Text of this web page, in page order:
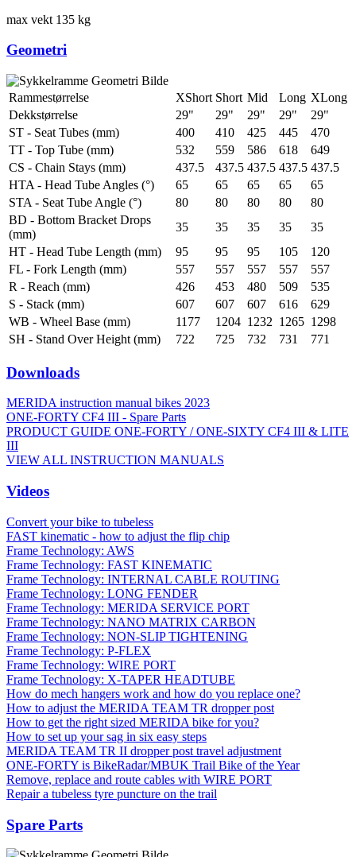
max vekt 135 kg
Geometri
Rammestørrelse XShort Short Mid Long XLong
Dekkstørrelse
29" 29" 29" 29"
29"
ST - Seat Tubes (mm)
400 410 425 445
470
TT - Top Tube (mm)
532 559 586 618
649
CS - Chain Stays (mm)
437.5 437.5 437.5 437.5 437.5
HTA - Head Tube Angles (°)
65 65 65 65
65
STA - Seat Tube Angle (°)
80 80 80 80
80
BD - Bottom Bracket Drops
(mm)
35 35 35 35
35
HT - Head Tube Length (mm)
95 95 95 105
120
FL - Fork Length (mm)
557 557 557 557
557
R - Reach (mm)
426 453 480 509
535
S - Stack (mm)
607 607 607 616
629
WB - Wheel Base (mm)
1177 1204 1232 1265 1298
SH - Stand Over Height (mm)
722 725 732 731 771
Downloads
MERIDA instruction manual bikes 2023
ONE-FORTY CF4 III - Spare Parts
PRODUCT GUIDE ONE-FORTY / ONE-SIXTY CF4 III & LITE
III
VIEW ALL INSTRUCTION MANUALS
Videos
Convert your bike to tubeless
FAST kinematic - how to adjust the flip chip
Frame Technology: AWS
Frame Technology: FAST KINEMATIC
Frame Technology: INTERNAL CABLE ROUTING
Frame Technology: LONG FENDER
Frame Technology: MERIDA SERVICE PORT
Frame Technology: NANO MATRIX CARBON
Frame Technology: NON-SLIP TIGHTENING
Frame Technology: P-FLEX
Frame Technology: WIRE PORT
Frame Technology: X-TAPER HEADTUBE
How do mech hangers work and how do you replace one?
How to adjust the MERIDA TEAM TR dropper post
How to get the right sized MERIDA bike for you?
How to set up your sag in six easy steps
MERIDA TEAM TR II dropper post travel adjustment
ONE-FORTY is BikeRadar/MBUK Trail Bike of the Year
Remove, replace and route cables with WIRE PORT
Repair a tubeless tyre puncture on the trail
Spare Parts